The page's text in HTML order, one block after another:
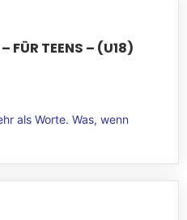
FÜR TEENS – (U18)
als Worte. Was, wenn